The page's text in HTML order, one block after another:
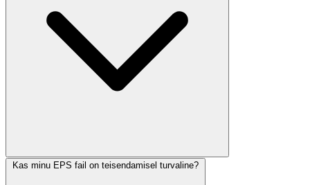
Kas minu EPS fail on teisendamisel turvaline?